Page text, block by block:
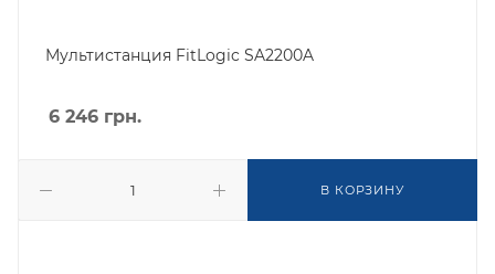
Мультистанция FitLogic SA2200A
6 246 грн.
В КОРЗИНУ